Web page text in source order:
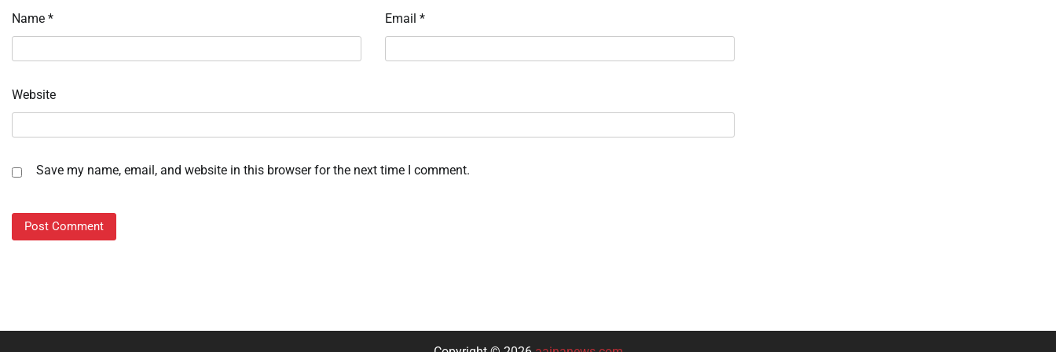
Name * Email *
Website
Save my name, email, and website in this browser for the next time I comment.